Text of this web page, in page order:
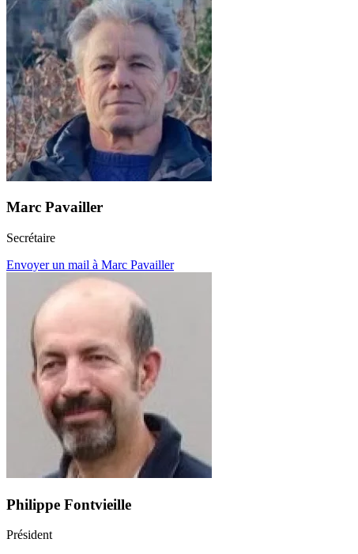
Marc Pavailler
Secrétaire
Envoyer un mail à Marc Pavailler
Philippe Fontvieille
Président